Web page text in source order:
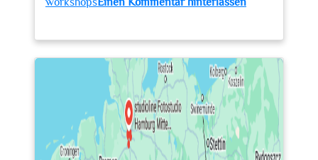
StudioLine
Fotostudio:
Professionelle